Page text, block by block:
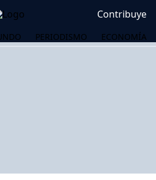
Contribuye
PERIODISMO ECONOMÍA